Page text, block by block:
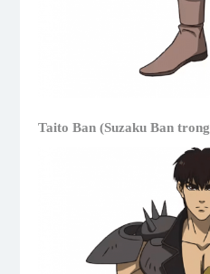
Taito Ban (Suzaku Ban trong